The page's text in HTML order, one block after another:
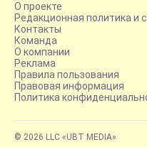
О проекте
Редакционная политика и
Контакты
Команда
О компании
Реклама
Правила пользования
Правовая информация
Политика
© 2026 LLC «UBT MEDIA»